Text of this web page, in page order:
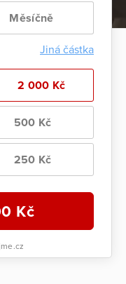
Měsíčně
Jiná částka
2 000 Kč
500 Kč
250 Kč
Kč